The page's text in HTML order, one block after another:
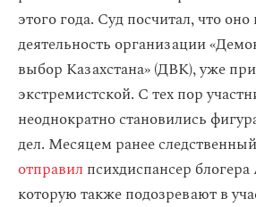
этого года. Суд посчитал, что
деятельность организации
выбор Казахстана» (ДВК), уже
экстремистской. С тех пор
неоднократно становились
дел. Месяцем ранее
отправил психдиспансер
которую также подозревают в